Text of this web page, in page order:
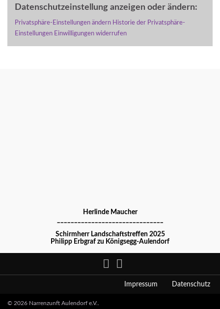
Datenschutzeinstellung anzeigen oder ändern:
Privatsphäre-Einstellungen ändern Historie der Privatsphäre-
Einstellungen Einwilligungen widerrufen
Herlinde Maucher
Schirmherr Landschaftstreffen 2025
Philipp Erbgraf zu Königsegg-Aulendorf
Impressum Datenschutz
© 2026 Narrenzunft Aulendorf e.V..